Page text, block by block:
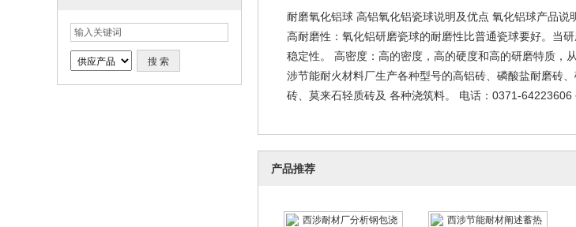
耐磨氧化铝球 高铝氧化铝瓷球说明及优点 氧化铝球产品
高耐磨性：氧化铝研磨瓷球的耐磨性比普通瓷球要好。当
稳定性。 高密度：高的密度，高的硬度和高的研磨特质，
涉节能耐火材料厂生产各种型号的高铝砖、磷酸盐耐磨砖
砖、莫来石轻质砖及 各种浇筑料。 电话：0371-64223606
产品推荐